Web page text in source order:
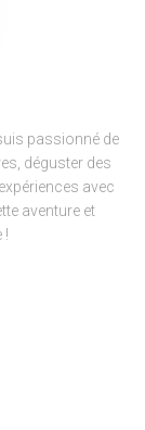
passionné de
déguster des
avec
aventure et
!